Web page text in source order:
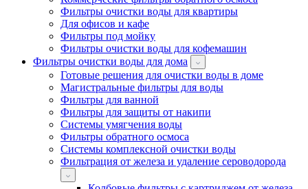
Фильтры очистки воды для квартиры
Для офисов и кафе
Фильтры под мойку
Фильтры очистки воды для кофемашин
Фильтры очистки воды для дома
Готовые решения для очистки воды в доме
Магистральные фильтры для воды
Фильтры для ванной
Фильтры для защиты от накипи
Системы умягчения воды
Фильтры обратного осмоса
Системы комплексной очистки воды
Фильтрация от железа и удаление сероводорода